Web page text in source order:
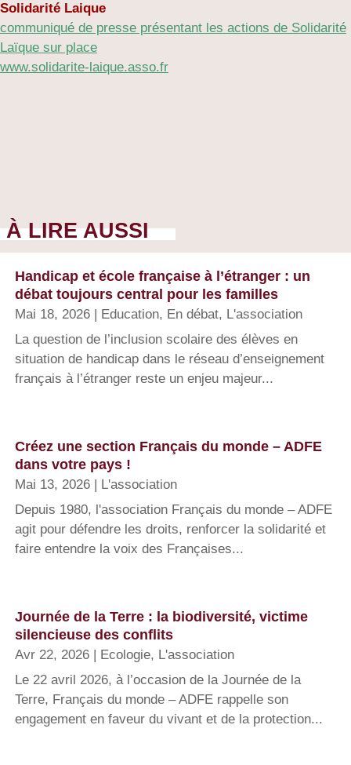
Solidarité Laique
communiqué de presse présentant les actions de Solidarité
Laïque sur place
www.solidarite-laique.asso.fr
À LIRE AUSSI
Handicap et école française à l’étranger : un
débat toujours central pour les familles
Mai 18, 2026 Education, En débat, L'association
La question de l’inclusion scolaire des élèves en
situation de handicap dans le réseau d’enseignement
français à l’étranger reste un enjeu majeur...
Créez une section Français du monde – ADFE
dans votre pays !
Mai 13, 2026
L'association
Depuis 1980, l'association Français du monde – ADFE
agit pour défendre les droits, renforcer la solidarité et
faire entendre la voix des Françaises...
Journée de la Terre : la biodiversité, victime
silencieuse des conflits
Avr 22, 2026 Ecologie, L'association
Le 22 avril 2026, à l’occasion de la Journée de la
Terre, Français du monde – ADFE rappelle son
engagement en faveur du vivant et de la protection...